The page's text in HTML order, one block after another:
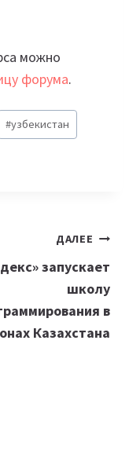
можно
форума.
#узбекистан
ДАЛЕЕ
запускает
школу
в
Казахстана